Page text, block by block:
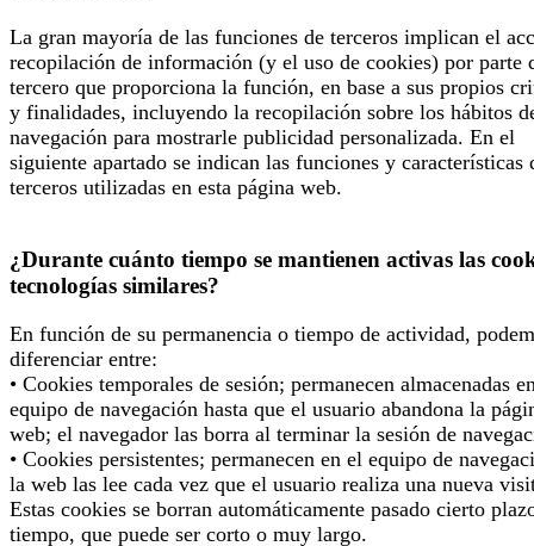
La gran mayoría de las funciones de terceros implican el
recopilación de información (y el uso de cookies) por parte
tercero que proporciona la función, en base a sus propios
y finalidades, incluyendo la recopilación sobre los hábitos
navegación para mostrarle publicidad personalizada. En el
siguiente apartado se indican las funciones y características
terceros utilizadas en esta página web.
¿Durante cuánto tiempo se mantienen activas las
tecnologías similares?
En función de su permanencia o tiempo de actividad,
diferenciar entre:
• Cookies temporales de sesión; permanecen almacenadas
equipo de navegación hasta que el usuario abandona la
web; el navegador las borra al terminar la sesión de
• Cookies persistentes; permanecen en el equipo de
la web las lee cada vez que el usuario realiza una nueva
Estas cookies se borran automáticamente pasado cierto
tiempo, que puede ser corto o muy largo.